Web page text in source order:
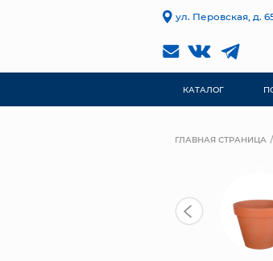
ул. Перовская, д.
КАТАЛОГ
ГЛАВНАЯ СТРАНИЦА